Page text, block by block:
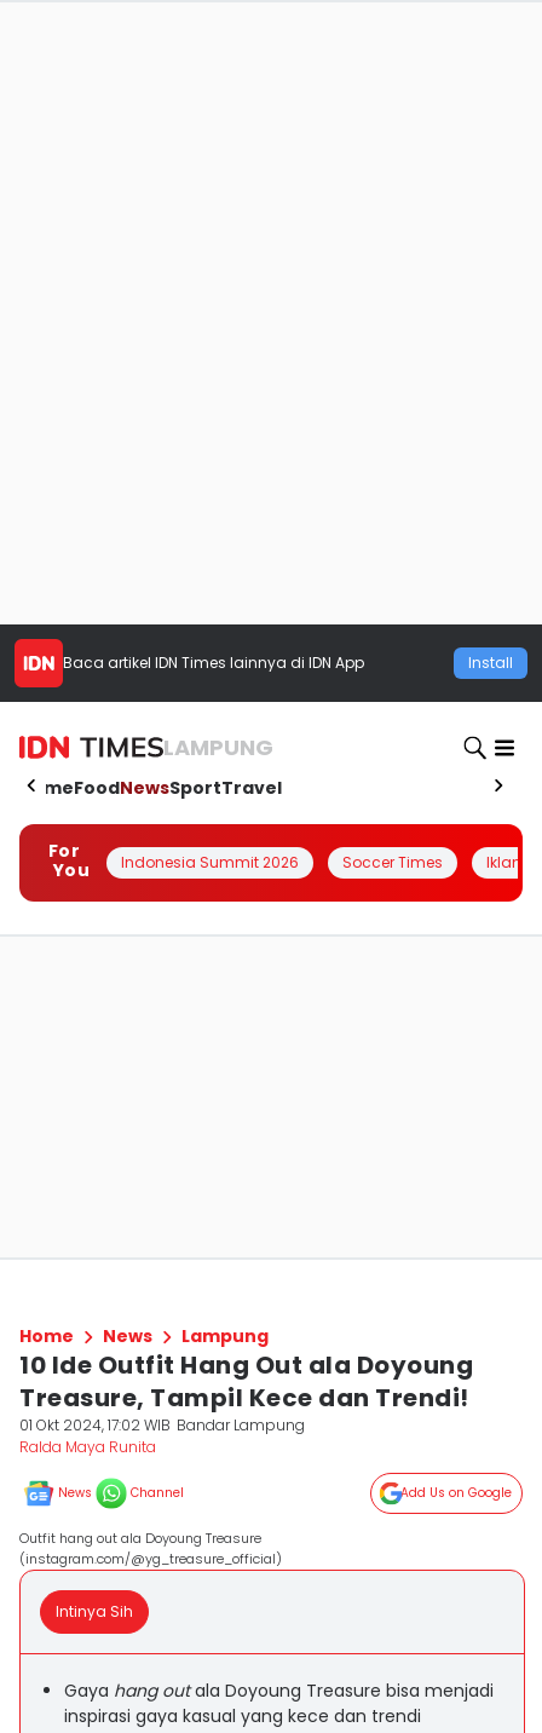
Baca artikel IDN Times lainnya di IDN App Install
LAMPUNG
HomeFoodNewsSportTravel
For
You
Indonesia Summit 2026 Soccer Times Iklanin
Home News Lampung
10 Ide Outfit Hang Out ala Doyoung
Treasure, Tampil Kece dan Trendi!
01 Okt 2024, 17:02 WIB Bandar Lampung
Ralda Maya Runita
News Channel Add Us on Google
Outfit hang out ala Doyoung Treasure
(instagram.com/@yg_treasure_official)
Intinya Sih
Gaya hang outala Doyoung Treasure bisa menjadi
inspirasi gaya kasual yang kece dan trendi